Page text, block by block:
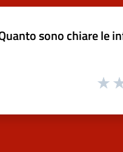
sono chiare le